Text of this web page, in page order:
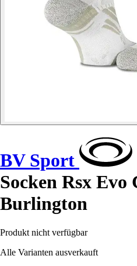
BV Sport
Socken Rsx Evo
Burlington
Produkt nicht verfügbar
Alle Varianten ausverkauft